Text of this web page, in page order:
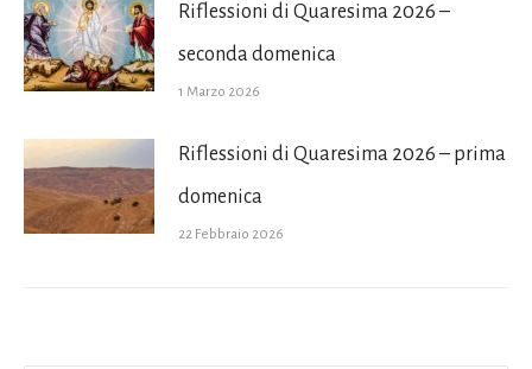
Riflessioni di Quaresima 2026 –
seconda domenica
1 Marzo 2026
Riflessioni di Quaresima 2026 – prima
domenica
22 Febbraio 2026